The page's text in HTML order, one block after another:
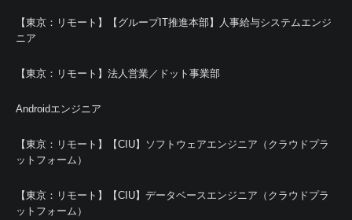
【東京：リモート】【グループIT推進本部】人事給与システムエンジ
ニア
【東京：リモート】法人営業／ドット事業部
Androidエンジニア
【東京：リモート】【CIU】ソフトウェアエンジニア（クラウドプラ
ットフォーム）
【東京：リモート】【CIU】データベースエンジニア（クラウドプラ
ットフォーム）